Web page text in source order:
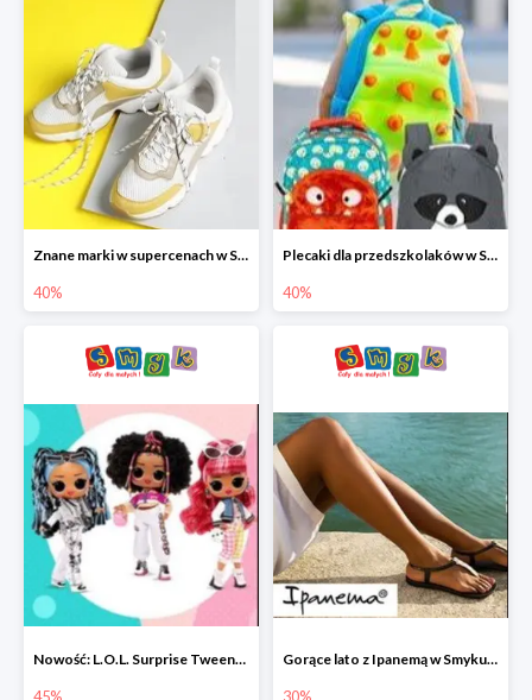
Znane marki w supercenach w Smyku - buty do -40%
40%
Plecaki dla przedszkolaków w Smyku do -40%
40%
Nowość: L.O.L. Surprise Tweens Doll w Smyku do -45% Gorące lato z Ipanemą w Smyku do -30%